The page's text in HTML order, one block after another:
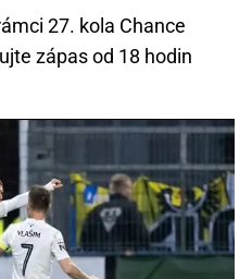
27. kola Chance
zápas od 18 hodin